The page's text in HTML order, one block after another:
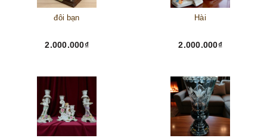
đôi bạn
2.000.000₫
Hài
2.000.000₫